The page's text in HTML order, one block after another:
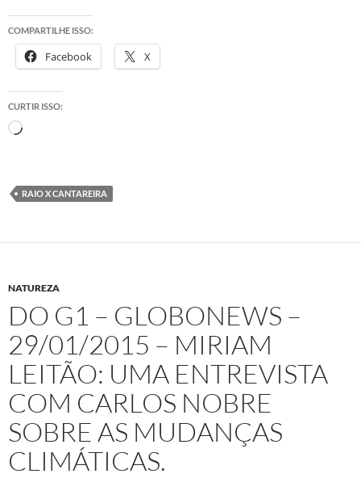
COMPARTILHE ISSO:
Facebook X
CURTIR ISSO:
Carregando...
RAIO X CANTAREIRA
NATUREZA
DO G1 – GLOBONEWS –
29/01/2015 – MIRIAM
LEITÃO: UMA ENTREVISTA
COM CARLOS NOBRE
SOBRE AS MUDANÇAS
CLIMÁTICAS.